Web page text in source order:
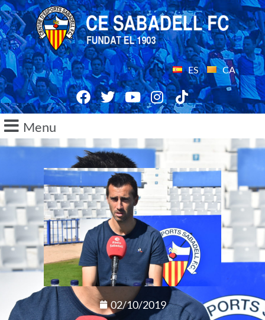
ES CA
Menu
02/10/2019